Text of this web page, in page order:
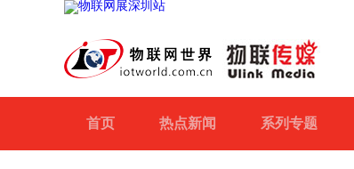
首页 热点新闻 系列专题